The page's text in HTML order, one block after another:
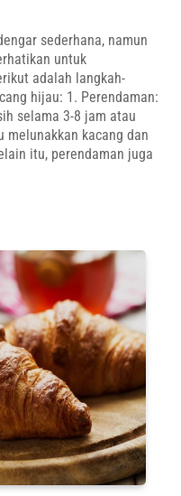
sederhana, namun
untuk
adalah langkah-
hijau: 1. Perendaman:
selama 3-8 jam atau
melunakkan kacang dan
itu, perendaman juga